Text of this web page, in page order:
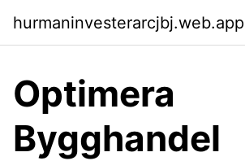
hurmaninvesterarcjbj.web.app
Optimera
Bygghandel